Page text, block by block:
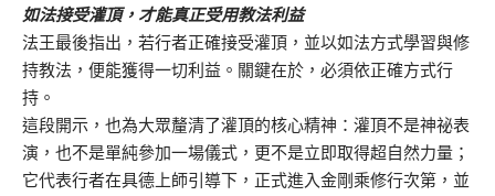
如法接受灌頂，才能真正受用教法利益
法王最後指出，若行者正確接受灌頂，並以如法方式學習與修
持教法，便能獲得一切利益。關鍵在於，必須依正確方式行
持。
這段開示，也為大眾釐清了灌頂的核心精神：灌頂不是神祕表
演，也不是單純參加一場儀式，更不是立即取得超自然力量；
它代表行者在具德上師引導下，正式進入金剛乘修行次第，並